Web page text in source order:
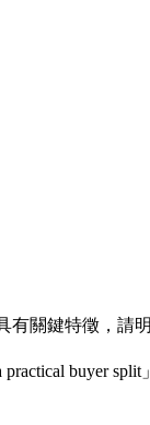
有關鍵特徵，請
buyer split